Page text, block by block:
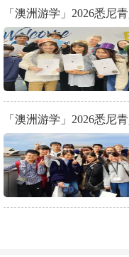
「澳洲游学」2026悉尼
「澳洲游学」2026悉尼